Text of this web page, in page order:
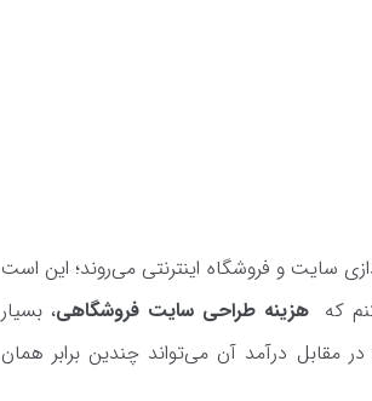
سایت و فروشگاه اینترنتی می‌روند؛ این است
کنم کههزینه طراحی سایت فروشگاهی، بسیار
مقابل درآمد آن می‌تواند چندین برابر همان